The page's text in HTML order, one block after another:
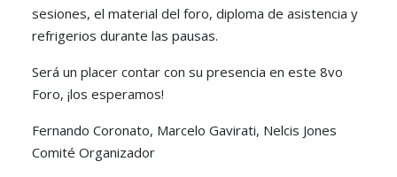
sesiones, el material del foro, diploma de asistencia y
refrigerios durante las pausas.
Será un placer contar con su presencia en este 8vo
Foro, ¡los esperamos!
Fernando Coronato, Marcelo Gavirati, Nelcis Jones
Comité Organizador